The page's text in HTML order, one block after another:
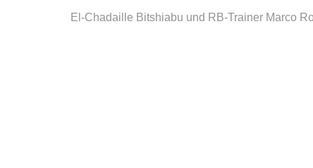
El-Chadaille Bitshiabu und RB-Trainer Marco